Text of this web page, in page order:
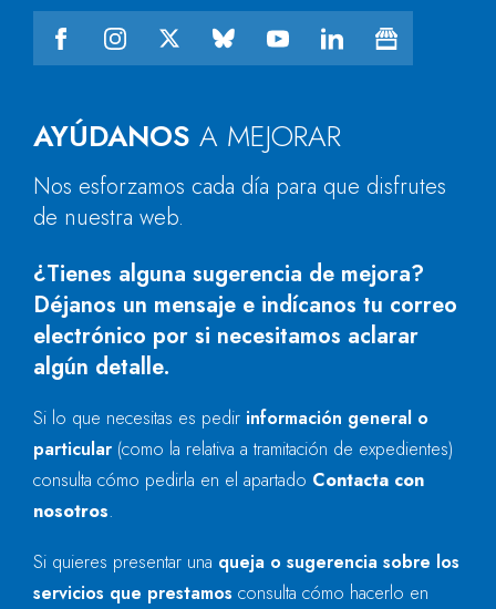
AYÚDANOS A MEJORAR
Nos esforzamos cada día para que disfrutes
de nuestra web.
¿Tienes alguna sugerencia de mejora?
Déjanos un mensaje e indícanos tu correo
electrónico por si necesitamos aclarar
algún detalle.
Si lo que necesitas es pedir información general o
particular (como la relativa a tramitación de expedientes)
consulta cómo pedirla en el apartado Contacta con
nosotros.
Si quieres presentar una queja o sugerencia sobre los
servicios que prestamos consulta cómo hacerlo en